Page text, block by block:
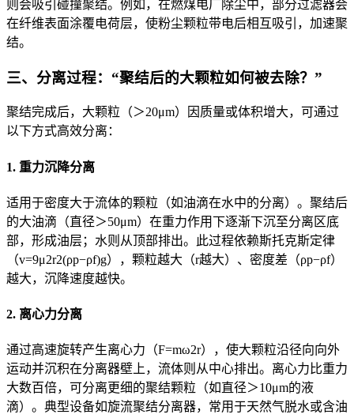
则会吸引碰撞聚结。例如，在燃煤电厂除尘中，部分过滤器会
在纤维表面涂覆电荷层，使粉尘颗粒带电后相互吸引，加速聚
结。
三、分离过程：“聚结后的大颗粒如何被去除？”
聚结完成后，大颗粒（＞20μm）因质量或体积增大，可通过
以下方式高效分离：
1. 重力沉降分离
适用于密度大于流体的颗粒（如油滴在水中的分离）。聚结后
的大油滴（直径＞50μm）在重力作用下逐渐下沉至分离区底
部，形成油层；水则从顶部排出。此过程依赖斯托克斯定律
（v=9μ2r2(ρp−ρf)g），颗粒越大（r越大）、密度差（ρp−ρf）
越大，沉降速度越快。
2. 离心力分离
通过高速旋转产生离心力（F=mω2r），使大颗粒沿径向向外
运动并沉积在分离器壁上，流体则从中心排出。离心力比重力
大数百倍，可分离更细的聚结颗粒（如直径＞10μm的液
滴）。典型设备如旋流聚结分离器，常用于天然气脱水或含油